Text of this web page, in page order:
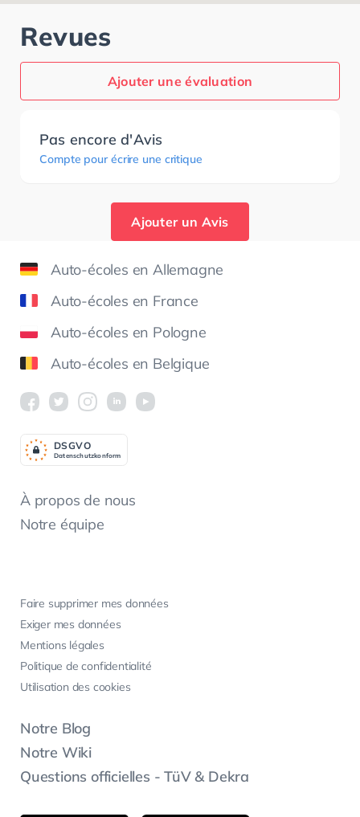
Revues
Ajouter une évaluation
Pas encore d'Avis
Compte pour écrire une critique
Ajouter un Avis
Auto-écoles en Allemagne
Auto-écoles en France
Auto-écoles en Pologne
Auto-écoles en Belgique
À propos de nous
Notre équipe
Faire supprimer mes données
Exiger mes données
Mentions légales
Politique de confidentialité
Utilisation des cookies
Notre Blog
Notre Wiki
Questions officielles - TüV & Dekra
Datenschutzkonform
DSGVO